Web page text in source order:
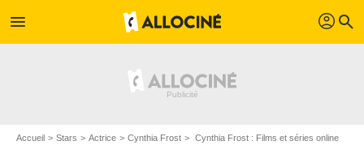
menu profil search
Accueil Stars Actrice Cynthia Frost Cynthia Frost : Films et séries online